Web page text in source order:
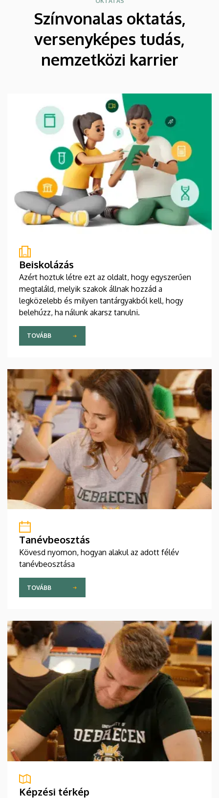
Színvonalas oktatás,
versenyképes tudás,
nemzetközi karrier
Beiskolázás
Azért hoztuk létre ezt az oldalt, hogy egyszerűen
megtaláld, melyik szakok állnak hozzád a
legközelebb és milyen tantárgyakból kell, hogy
belehúzz, ha nálunk akarsz tanulni.
TOVÁBB
Tanévbeosztás
Kövesd nyomon, hogyan alakul az adott félév
tanévbeosztása
TOVÁBB
Képzési térkép